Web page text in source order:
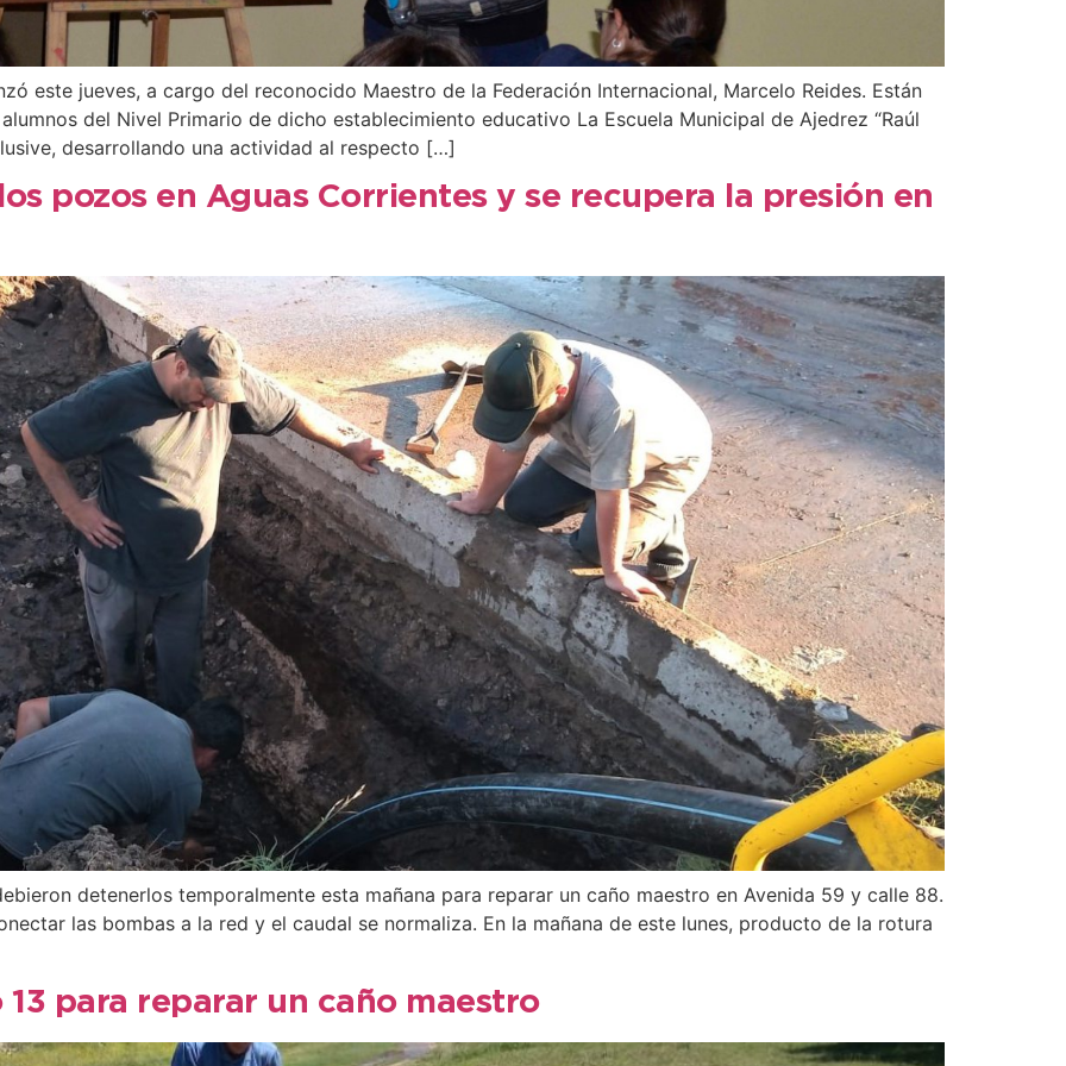
este jueves, a cargo del reconocido Maestro de la Federación Internacional, Marcelo Reides. Están
del Nivel Primario de dicho establecimiento educativo La Escuela Municipal de Ajedrez “Raúl
desarrollando una actividad al respecto […]
pozos en Aguas Corrientes y se recupera la presión en
detenerlos temporalmente esta mañana para reparar un caño maestro en Avenida 59 y calle 88.
las bombas a la red y el caudal se normaliza. En la mañana de este lunes, producto de la rotura
para reparar un caño maestro